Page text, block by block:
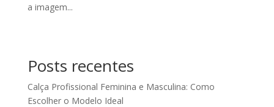
a imagem...
Posts recentes
Calça Profissional Feminina e Masculina: Como
Escolher o Modelo Ideal